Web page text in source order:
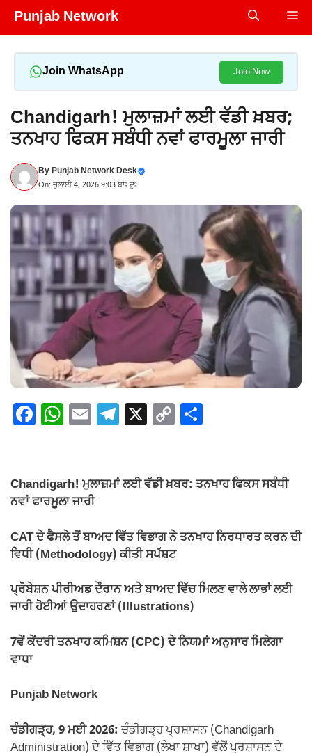
Skip
Punjab Network
Join WhatsApp Join Now
Chandigarh! ਮੁਲਾਜ਼ਮਾਂ ਲਈ ਵੱਡੀ ਖ਼ਬਰ;
ਤਨਖਾਹ ਫਿਕਸ ਸਬੰਧੀ ਨਵਾਂ ਫਾਰਮੂਲਾ ਜਾਰੀ
ByPunjab Network Desk
On: ਜੁਲਾਈ 4, 2026 9:03 ਬਾਃ ਦੁਃ
F
e
b
o
o
k
W
s
A
p
p
E T
gr
m
X C
y
n
k
e
Chandigarh! ਮੁਲਾਜ਼ਮਾਂ ਲਈ ਵੱਡੀ ਖ਼ਬਰ: ਤਨਖਾਹ ਫਿਕਸ ਸਬੰਧੀ
ਨਵਾਂ ਫਾਰਮੂਲਾ ਜਾਰੀ
CAT ਦੇ ਫੈਸਲੇ ਤੋਂ ਬਾਅਦ ਵਿੱਤ ਵਿਭਾਗ ਨੇ ਤਨਖਾਹ ਨਿਰਧਾਰਤ ਕਰਨ ਦੀ
ਵਿਧੀ (Methodology) ਕੀਤੀ ਸਪੱਸ਼ਟ
ਪ੍ਰੋਬੇਸ਼ਨ ਪੀਰੀਅਡ ਦੌਰਾਨ ਅਤੇ ਬਾਅਦ ਵਿੱਚ ਮਿਲਣ ਵਾਲੇ ਲਾਭਾਂ ਲਈ
ਜਾਰੀ ਹੋਈਆਂ ਉਦਾਹਰਣਾਂ (Illustrations)
7ਵੇਂ ਕੇਂਦਰੀ ਤਨਖਾਹ ਕਮਿਸ਼ਨ (CPC) ਦੇ ਨਿਯਮਾਂ ਅਨੁਸਾਰ ਮਿਲੇਗਾ
ਵਾਧਾ
Punjab Network
ਚੰਡੀਗੜ੍ਹ, 9 ਮਈ 2026: ਚੰਡੀਗੜ੍ਹ ਪ੍ਰਸ਼ਾਸਨ (Chandigarh
Administration) ਦੇ ਵਿੱਤ ਵਿਭਾਗ (ਲੇਖਾ ਸ਼ਾਖਾ) ਵੱਲੋਂ ਪ੍ਰਸ਼ਾਸਨ ਦੇ